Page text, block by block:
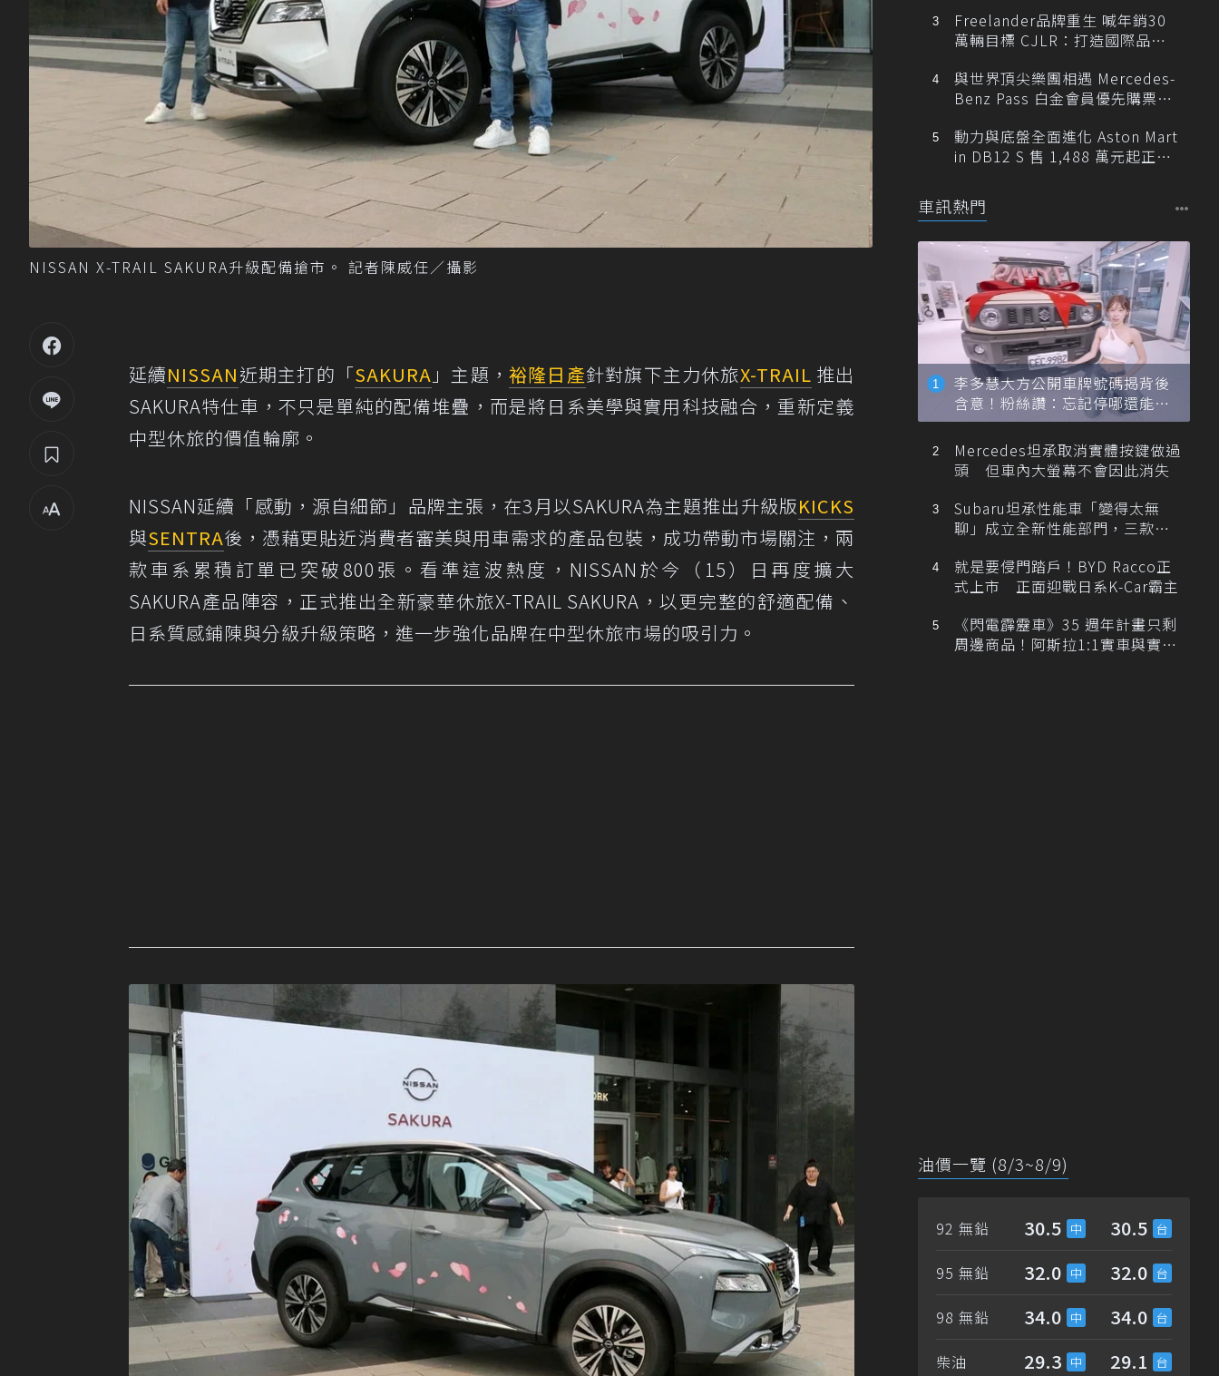
NISSAN X-TRAIL SAKURA升級配備搶市。 記者陳威任／攝影
延續NISSAN近期主打的「SAKURA 」主題，裕隆日產針對旗下主力休旅X-TRAIL 推出
SAKURA特仕車，不只是單純的配備堆疊，而是將日系美學與實用科技融合，重新定義
中型休旅的價值輪廓。
NISSAN延續「感動，源自細節」品牌主張，在3月以SAKURA為主題推出升級版KICKS
與SENTRA後，憑藉更貼近消費者審美與用車需求的產品包裝，成功帶動市場關注，兩
款車系累積訂單已突破800張。看準這波熱度，NISSAN於今（15）日再度擴大
SAKURA產品陣容，正式推出全新豪華休旅X-TRAIL SAKURA，以更完整的舒適配備、
日系質感鋪陳與分級升級策略，進一步強化品牌在中型休旅市場的吸引力。
Freelander品牌重生 喊年銷30
萬輛目標 CJLR：打造國際品牌
與世界頂尖樂團相遇 Mercedes-
Benz Pass 白金會員優先購票維
動力與底盤全面進化 Aston Mart
in DB12 S 售 1,488 萬元起正式
車訊熱門
李多慧大方公開車牌號碼揭背後
含意！粉絲讚：忘記停哪還能幫
忙找車
Mercedes坦承取消實體按鍵做過
頭 但車內大螢幕不會因此消失
Subaru坦承性能車「變得太無
聊」成立全新性能部門，三款手
就是要侵門踏戶！BYD Racco正
式上市 正面迎戰日系K-Car霸主
《閃電霹靂車》35 週年計畫只剩
周邊商品！阿斯拉1:1實車與實體
油價一覽 (8/3~8/9)
92 無鉛 30.5 30.5
95 無鉛 32.0 32.0
98 無鉛 34.0 34.0
柴油 29.3 29.1